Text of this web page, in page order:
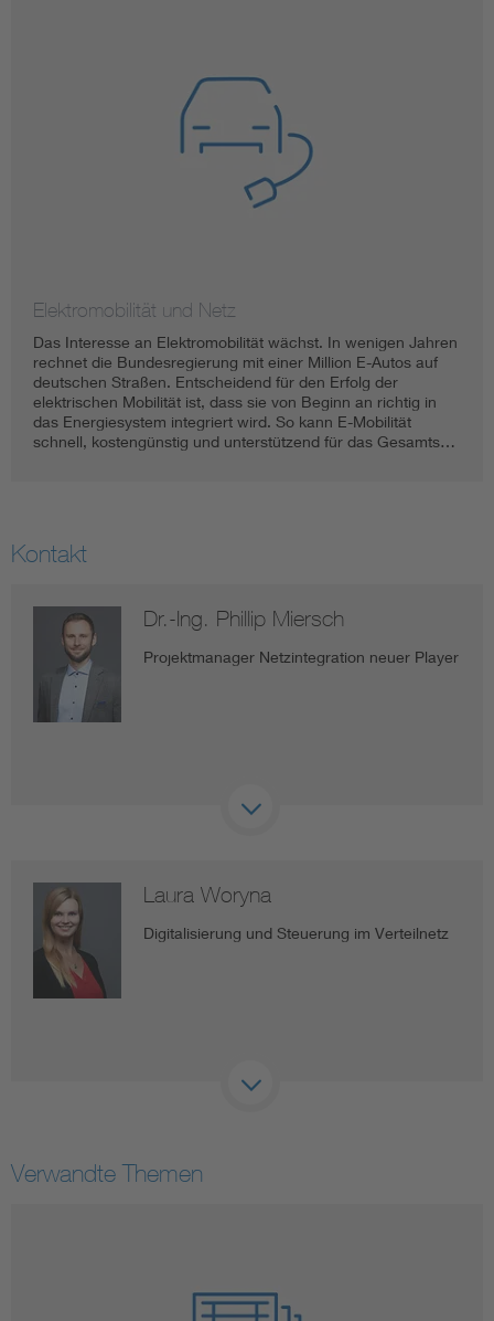
Elektromobilität und Netz
Das Interesse an Elektromobilität wächst. In wenigen Jahren
rechnet die Bundesregierung mit einer Million E-Autos auf
deutschen Straßen. Entscheidend für den Erfolg der
elektrischen Mobilität ist, dass sie von Beginn an richtig in
das Energiesystem integriert wird. So kann E-Mobilität
schnell, kostengünstig und unterstützend für das Gesamts…
Kontakt
Dr.-Ing. Phillip Miersch
Projektmanager Netzintegration neuer Player
Laura Woryna
Digitalisierung und Steuerung im Verteilnetz
Verwandte Themen